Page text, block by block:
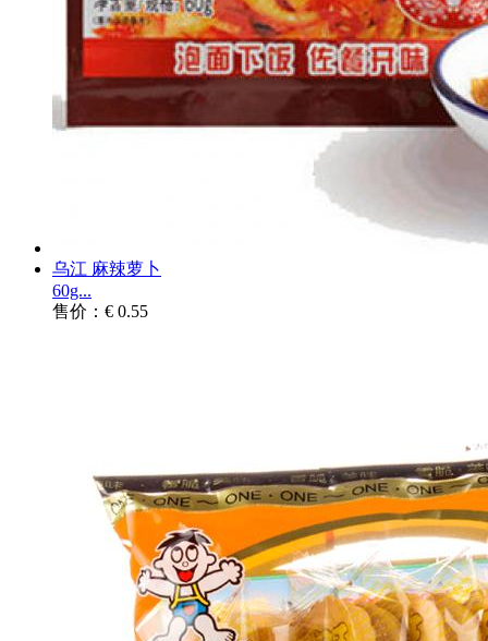
乌江 麻辣萝卜
60g...
售价：€ 0.55